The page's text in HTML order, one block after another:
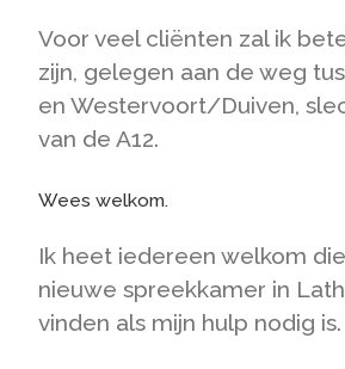
Voor veel cliënten zal ik
zijn, gelegen aan de weg
en Westervoort/Duiven,
van de A12.
Wees welkom.
Ik heet iedereen welkom
nieuwe spreekkamer in
vinden als mijn hulp nodig is.